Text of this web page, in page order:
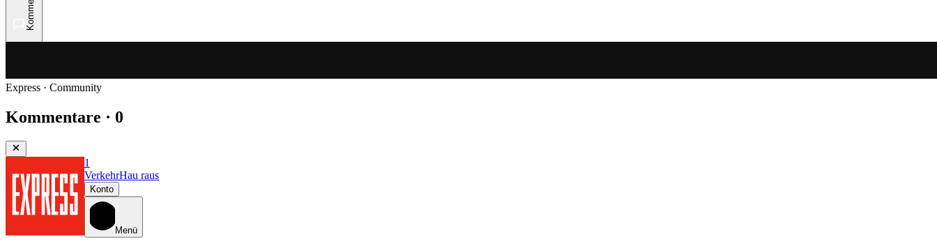
Express · Community
Kommentare · 0
1
VerkehrHau raus
Konto
Menü